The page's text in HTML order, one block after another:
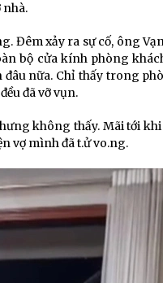
nhà.
Đêm xảy ra sự cố, ông
bộ cửa kính phòng
nữa. Chỉ thấy trong
đã vỡ vụn.
không thấy. Mãi tới
vợ mình đã t.ử vo.ng.